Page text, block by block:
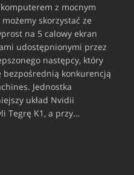
z mocnym
skorzystać ze
na 5 calowy ekran
udostępnionymi przez
następcy, który
konkurencją
Jednostka
układ Nvidii
Tegrę K1, a przy…